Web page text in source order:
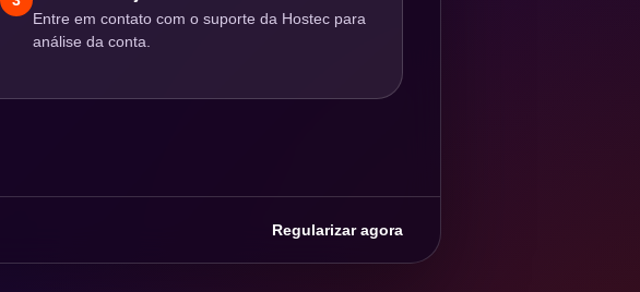
Entre em contato com o suporte da Hostec para
análise da conta.
Regularizar agora